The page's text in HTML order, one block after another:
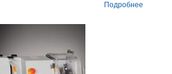
Подробнее